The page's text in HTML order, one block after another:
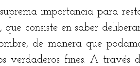
importancia para
, que consiste en saber
de manera que
verdaderos fines. A través